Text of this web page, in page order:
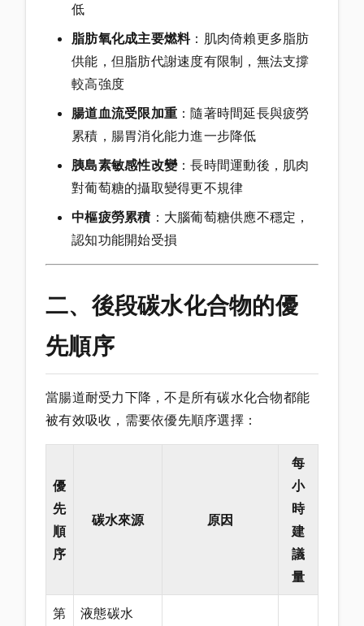
低
脂肪氧化成主要燃料：肌肉倚賴更多脂肪
供能，但脂肪代謝速度有限制，無法支撐
較高強度
腸道血流受限加重 ：隨著時間延長與疲勞
累積，腸胃消化能力進一步降低
胰島素敏感性改變：長時間運動後，肌肉
對葡萄糖的攝取變得更不規律
中樞疲勞累積 ：大腦葡萄糖供應不穩定，
認知功能開始受損
二、後段碳水化合物的優
先順序
當腸道耐受力下降，不是所有碳水化合物都能
被有效吸收，需要依優先順序選擇：
優
先
順
序
碳水來源 原因
每
小
時
建
議
量
第
液態碳水